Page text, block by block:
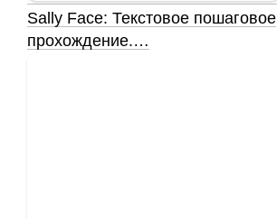
Sally Face: Текстовое пошаговое
прохождение.…